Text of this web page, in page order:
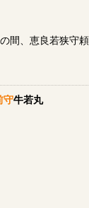
間、恵良若狭守
守牛若丸